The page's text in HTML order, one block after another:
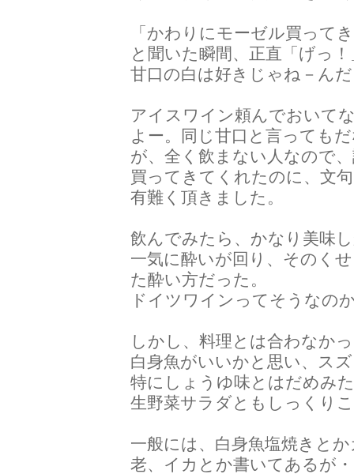
「かわりにモーゼル買って
と聞いた瞬間、正直「げっ
甘口の白は好きじゃね－ん
アイスワイン頼んでおいて
よー。同じ甘口と言っても
が、全く飲まない人なので
買ってきてくれたのに、文
有難く頂きました。
飲んでみたら、かなり美味
一気に酔いが回り、そのく
た酔い方だった。
ドイツワインってそうなの
しかし、料理とは合わなか
白身魚がいいかと思い、ス
特にしょうゆ味とはだめみ
生野菜サラダともしっくり
一般には、白身魚塩焼きと
老、イカとか書いてあるが